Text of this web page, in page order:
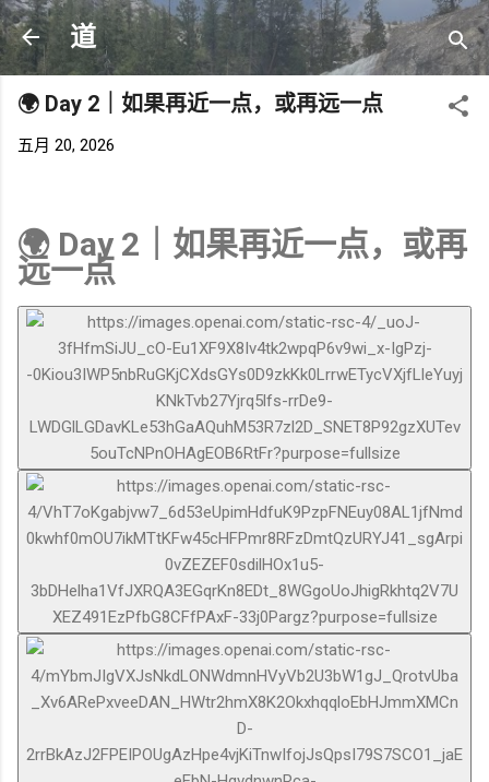
跳至主要内容
道
🌍 Day 2｜如果再近一点，或再远一点
五月 20, 2026
🌍 Day 2｜如果再近一点，或再
远一点